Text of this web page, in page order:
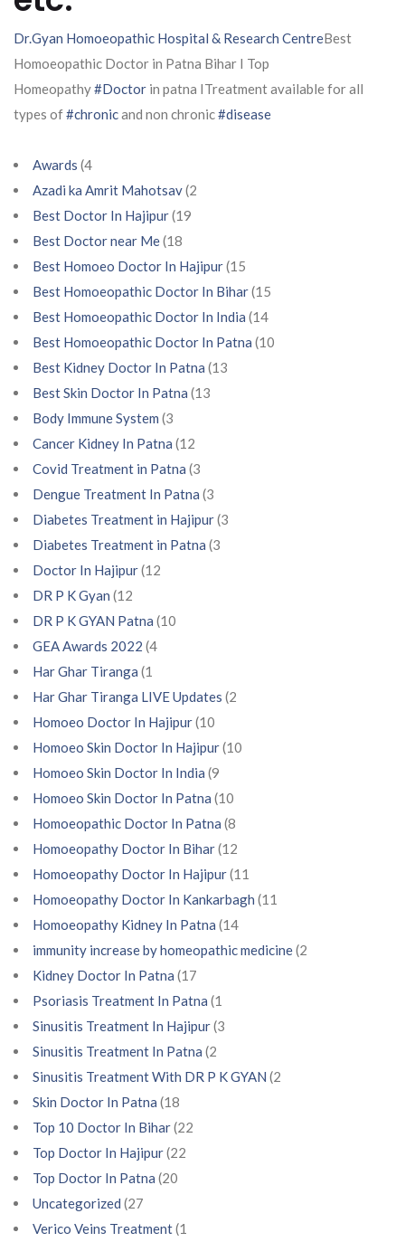
Dr.Gyan Homoeopathic Hospital & Research CentreBest
Homoeopathic Doctor in Patna Bihar I Top
Homeopathy#Doctor in patna ITreatment available for all
types of#chronicand non chronic#disease
Awards (4
Azadi ka Amrit Mahotsav(2
Best Doctor In Hajipur(19
Best Doctor near Me(18
Best Homoeo Doctor In Hajipur(15
Best Homoeopathic Doctor In Bihar(15
Best Homoeopathic Doctor In India (14
Best Homoeopathic Doctor In Patna (10
Best Kidney Doctor In Patna (13
Best Skin Doctor In Patna (13
Body Immune System (3
Cancer Kidney In Patna (12
Covid Treatment in Patna (3
Dengue Treatment In Patna (3
Diabetes Treatment in Hajipur(3
Diabetes Treatment in Patna (3
Doctor In Hajipur(12
DR P K Gyan (12
DR P K GYAN Patna (10
GEA Awards 2022 (4
Har Ghar Tiranga (1
Har Ghar Tiranga LIVE Updates (2
Homoeo Doctor In Hajipur(10
Homoeo Skin Doctor In Hajipur(10
Homoeo Skin Doctor In India (9
Homoeo Skin Doctor In Patna (10
Homoeopathic Doctor In Patna (8
Homoeopathy Doctor In Bihar(12
Homoeopathy Doctor In Hajipur(11
Homoeopathy Doctor In Kankarbagh (11
Homoeopathy Kidney In Patna (14
immunity increase by homeopathic medicine(2
Kidney Doctor In Patna (17
Psoriasis Treatment In Patna (1
Sinusitis Treatment In Hajipur(3
Sinusitis Treatment In Patna (2
Sinusitis Treatment With DR P K GYAN (2
Skin Doctor In Patna (18
Top 10 Doctor In Bihar(22
Top Doctor In Hajipur(22
Top Doctor In Patna (20
Uncategorized (27
Verico Veins Treatment(1